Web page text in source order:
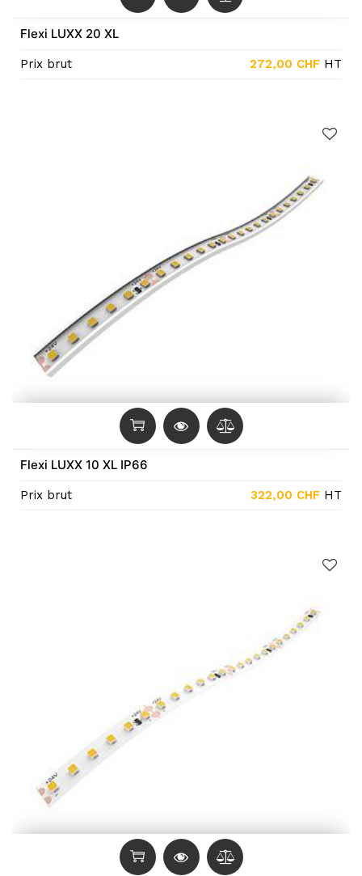
Flexi LUXX 20 XL
Prix brut 272,00 CHF HT
Flexi LUXX 10 XL IP66
Prix brut 322,00 CHF HT